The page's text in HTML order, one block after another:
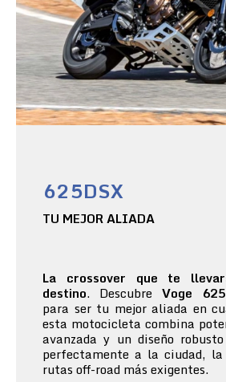
625DSX
TU MEJOR ALIADA
La crossover que te
destino. Descubre Voge
para ser tu mejor aliada en
esta motocicleta combina
avanzada y un diseño
perfectamente a la ciudad,
rutas off-road más exigentes.